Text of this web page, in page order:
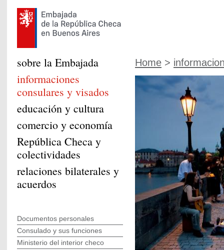
Home >
sobre la Embajada
informaciones
consulares y visados
educación y cultura
comercio y economía
República Checa y
colectividades
relaciones bilaterales y
acuerdos
Documentos personales
Consulado y sus funciones
Ministerio del interior checo